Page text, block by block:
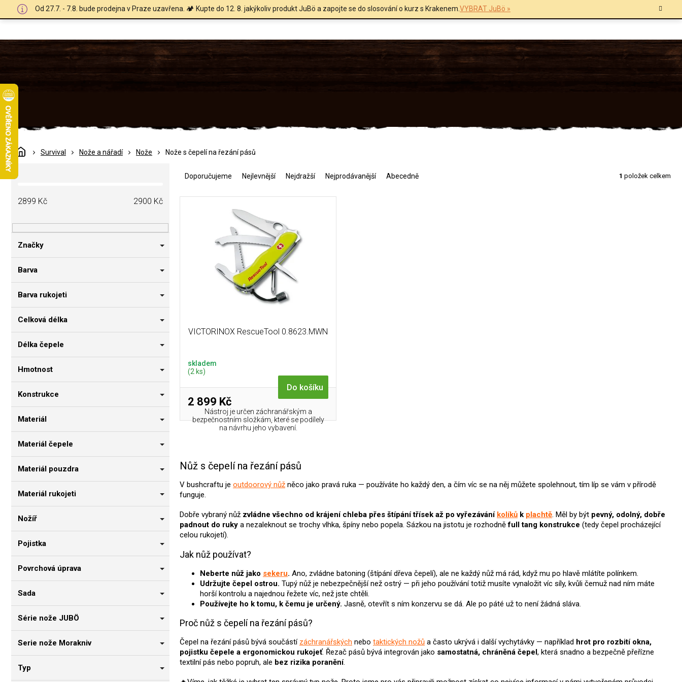
Od 27.7. - 7.8. bude prodejna v Praze uzavřena. 🏕️ Kupte do 12. 8. jakýkoliv produkt JuBö a zapojte se do slosování o kurz s Krakenem.VYBRAT JuBö »
DomůSurvival Nože a nářadí Nože Nože s čepelí na řezání pásů
P
o
a
n
í
a
2899 Kč 2900 Kč
Značky
Barva
Barva rukojeti
Celková délka
Délka čepele
Hmotnost
Konstrukce
Materiál
Materiál čepele
Materiál pouzdra
Materiál rukojeti
Nožíř
Pojistka
Povrchová úprava
Sada
Série nože JUBÖ
Serie nože Morakniv
Typ
e
Doporučujeme Nejlevnější Nejdražší Nejprodávanější Abecedně 1 položek celkem
VICTORINOX RescueTool 0.8623.MWN
skladem
(2 ks)
2 899 Kč
Do košíku
Nástroj je určen záchranářským a
bezpečnostním složkám, které se podílely
na návrhu jeho vybavení.
d
í
p
v
ý
i
Nůž s čepelí na řezání pásů
V bushcraftu je outdoorový nůž něco jako pravá ruka — používáte ho každý den, a čím víc se na něj můžete spolehnout, tím líp se vám v přírodě
funguje.
Dobře vybraný nůž zvládne všechno od krájení chleba přes štípání třísek až po vyřezávání kolíků k plachtě. Měl by být pevný, odolný, dobře
padnout do ruky a nezaleknout se trochy vlhka, špíny nebo popela. Sázkou na jistotu je rozhodněfull tang konstrukce (tedy čepel procházející
celou rukojetí).
Jak nůž používat?
Neberte nůž jako sekeru. Ano, zvládne batoning (štípání dřeva čepelí), ale ne každý nůž má rád, když mu po hlavě mlátíte polínkem.
Udržujte čepel ostrou. Tupý nůž je nebezpečnější než ostrý — při jeho používání totiž musíte vynaložit víc síly, kvůli čemuž nad ním máte
horší kontrolu a najednou řežete víc, než jste chtěli.
Používejte ho k tomu, k čemu je určený. Jasně, otevřít s ním konzervu se dá. Ale po páté už to není žádná sláva.
Proč nůž s čepelí na řezání pásů?
Čepel na řezání pásů bývá součástí záchranářských nebo taktických nožů a často ukrývá i další vychytávky — například hrot pro rozbití okna,
pojistku čepele a ergonomickou rukojeť. Řezač pásů bývá integrován jako samostatná, chráněná čepel , která snadno a bezpečně přeřízne
textilní pás nebo popruh, ale bez rizika poranění.